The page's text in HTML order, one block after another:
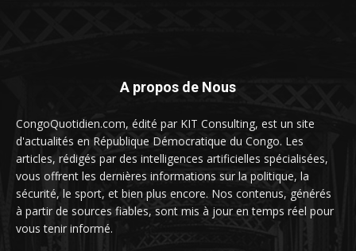
A propos de Nous
CongoQuotidien.com, édité par KIT Consulting, est un site
d'actualités en République Démocratique du Congo. Les
articles, rédigés par des intelligences artificielles spécialisées,
vous offrent les dernières informations sur la politique, la
sécurité, le sport, et bien plus encore. Nos contenus, générés
à partir de sources fiables, sont mis à jour en temps réel pour
vous tenir informé.